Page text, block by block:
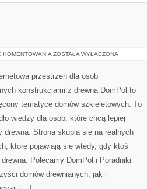
KOMENTOWANIA KOSZTY
ZOSTAŁA WYŁĄCZONA
przestrzeń dla osób
konstrukcjami z drewna DomPol to
tematyce domów szkieletowych. To
wiedzy dla osób, które chcą lepiej
drewna. Strona skupia się na realnych
które pojawiają się wtedy, gdy ktoś
Polecamy DomPol i Poradniki
domów drewnianych, jak i